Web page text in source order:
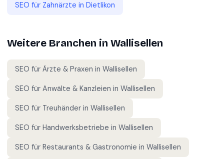
SEO für Zahnärzte in Dietlikon
Weitere Branchen in Wallisellen
SEO für Ärzte & Praxen in Wallisellen
SEO für Anwälte & Kanzleien in Wallisellen
SEO für Treuhänder in Wallisellen
SEO für Handwerksbetriebe in Wallisellen
SEO für Restaurants & Gastronomie in Wallisellen